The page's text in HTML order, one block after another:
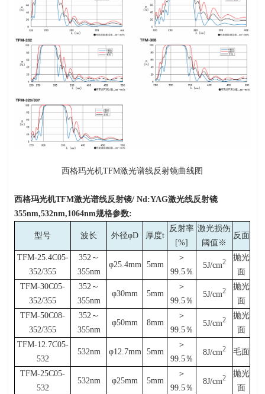
西格玛光机TFM激光谱线反射镜曲线图
西格玛光机TFM激光谱线反射镜/ Nd:YAG激光线反射镜
355nm,532nm,1064nm规格参数:
型号 波长 外径φD 厚度t
反射率
[%]
激光损伤
阈值※
反面
TFM-25.4C05-
352/355
352 ～
355nm
φ25.4mm 5mm
＞
99.5％
5J/cm2
抛光
面
TFM-30C05-
352/355
352 ～
355nm
φ30mm 5mm
＞
99.5％
5J/cm2
抛光
面
TFM-50C08-
352/355
352 ～
355nm
φ50mm 8mm
＞
99.5％
5J/cm2
抛光
面
TFM-12.7C05-
532
532nm φ12.7mm 5mm
＞
99.5％
8J/cm2 毛面
TFM-25C05-
532
532nm φ25mm 5mm
＞
99.5％
8J/cm2
抛光
面